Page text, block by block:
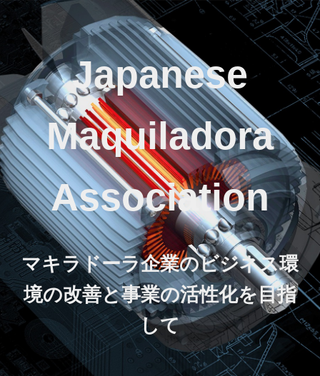
Japanese
Maquiladora
Association
マキラドーラ企業のビジネス環
境の改善と事業の活性化を目指
して